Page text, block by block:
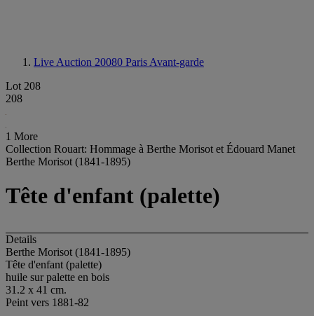
Live Auction 20080 Paris Avant-garde
Lot 208
208
1 More
Collection Rouart: Hommage à Berthe Morisot et Édouard Manet
Berthe Morisot (1841-1895)
Tête d'enfant (palette)
Details
Berthe Morisot (1841-1895)
Tête d'enfant (palette)
huile sur palette en bois
31.2 x 41 cm.
Peint vers 1881-82